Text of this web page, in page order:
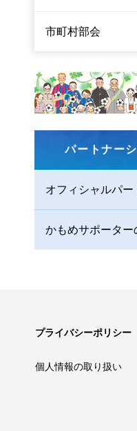
市町村部会
パートナー
オフィシャルパ
かもめサポーター
プライバシーポリシー
個人情報の取り扱い